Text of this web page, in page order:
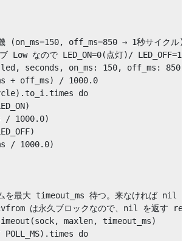
(on_ms=150, off_ms=850 → 1秒サイクル)
Low なので LED_ON=0(点灯)/
seconds, on_ms: 150, off_ms: 850)
+ off_ms) / 1000.0
do
/ 1000.0)
/ 1000.0)
を最大 timeout_ms 待つ。来なければ nil
は永久ブロックなので、nil を返す
maxlen, timeout_ms)
POLL_MS).times do